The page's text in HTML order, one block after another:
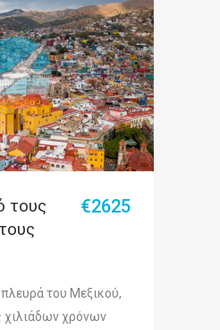
τους
€2625
του Μεξικού,
χιλιάδων χρόνων